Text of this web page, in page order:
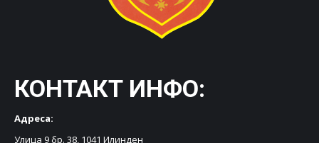
КОНТАКТ ИНФО:
Адреса:
Улица 9 бр. 38, 1041 Илинден